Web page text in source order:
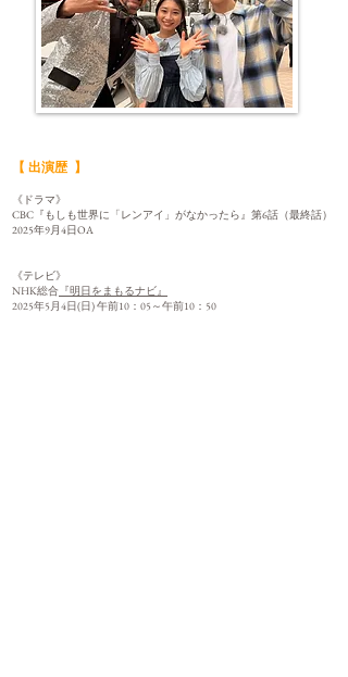
【 出演歴 】
《ドラマ》
CBC『もしも世界に「レンアイ」がなかったら』第6話（最終話）
​2025年9月4日OA
​《テレビ》
NHK総合 『明日をまもるナビ』
​2025年5月4日(日) 午前10：05～午前10：50